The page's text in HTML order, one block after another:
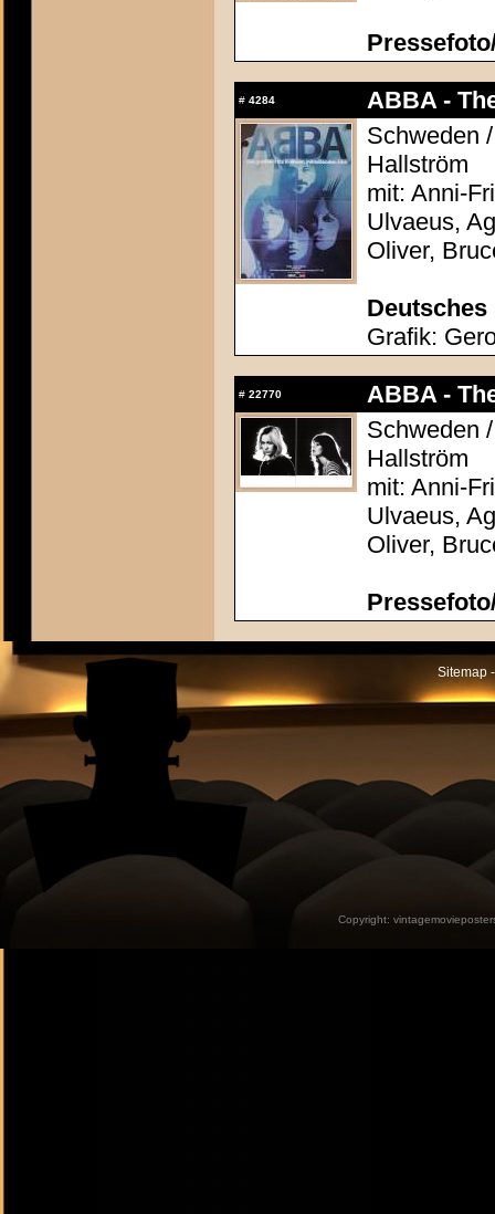
# 4284
ABBA -
Schweden
Hallström
mit: Anni-
Ulvaeus,
Oliver,
Deutsches
Grafik:
# 22770
ABBA -
Schweden
Hallström
mit: Anni-
Ulvaeus,
Oliver,
Sitemap
Copyright: